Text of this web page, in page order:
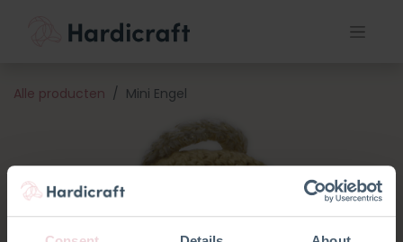
Alle producten Mini Engel